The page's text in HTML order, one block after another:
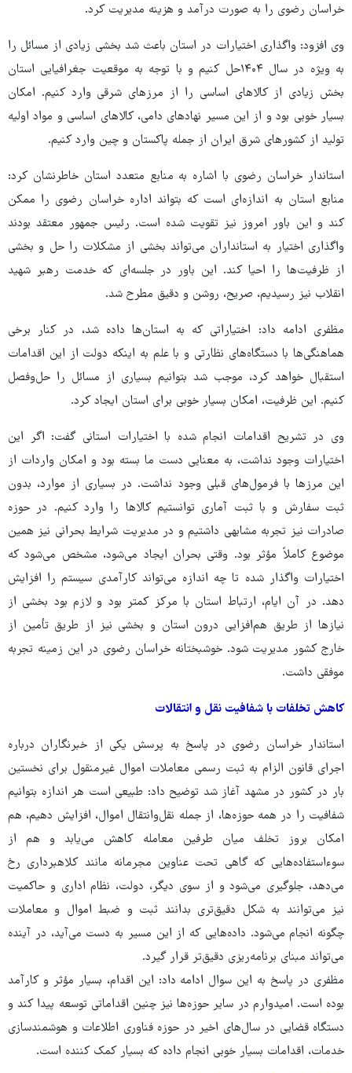
خراسان رضوی را به صورت درآمد و هزینه مدیریت کرد.
وی افزود: واگذاری اختیارات در استان باعث شد بخشی زیادی از مسائل را
به ویژه در سال ۱۴۰۴حل کنیم و با توجه به موقعیت جغرافیایی استان
بخش زیادی از کالاهای اساسی را از مرزهای شرقی وارد کنیم. امکان
بسیار خوبی بود و از این مسیر نهادهای دامی، کالاهای اساسی و مواد اولیه
تولید از کشورهای شرق ایران از جمله پاکستان و چین وارد کنیم.
استاندار خراسان رضوی با اشاره به منابع متعدد استان خاطرنشان کرد:
منابع استان به اندازه‌ای است که بتواند اداره خراسان رضوی را ممکن
کند و این باور امروز نیز تقویت شده است. رئیس جمهور معتقد بودند
واگذاری اختیار به استانداران می‌تواند بخشی از مشکلات را حل و بخشی
از ظرفیت‌ها را احیا کند. این باور در جلسه‌ای که خدمت رهبر شهید
انقلاب نیز رسیدیم، صریح، روشن و دقیق مطرح شد.
مظفری ادامه داد: اختیاراتی که به استان‌ها داده شد، در کنار برخی
هماهنگی‌ها با دستگاه‌های نظارتی و با علم به اینکه دولت از این اقدامات
استقبال خواهد کرد، موجب شد بتوانیم بسیاری از مسائل را حل‌وفصل
کنیم. این ظرفیت، امکان بسیار خوبی برای استان ایجاد کرد.
وی در تشریح اقدامات انجام شده با اختیارات استانی گفت: اگر این
اختیارات وجود نداشت، به معنایی دست ما بسته بود و امکان واردات از
این مرزها با فرمول‌های قبلی وجود نداشت. در بسیاری از موارد، بدون
ثبت سفارش و با ثبت آماری توانستیم کالاها را وارد کنیم. در حوزه
صادرات نیز تجربه مشابهی داشتیم و در مدیریت شرایط بحرانی نیز همین
موضوع کاملاً مؤثر بود. وقتی بحران ایجاد می‌شود، مشخص می‌شود که
اختیارات واگذار شده تا چه اندازه می‌تواند کارآمدی سیستم را افزایش
دهد. در آن ایام، ارتباط استان با مرکز کمتر بود و لازم بود بخشی از
نیازها از طریق هم‌افزایی درون استان و بخشی نیز از طریق تأمین از
خارج کشور مدیریت شود. خوشبختانه خراسان رضوی در این زمینه تجربه
موفقی داشت.
کاهش تخلفات با شفافیت نقل و انتقالات
استاندار خراسان رضوی در پاسخ به پرسش یکی از خبرنگاران درباره
اجرای قانون الزام به ثبت رسمی معاملات اموال غیرمنقول برای نخستین
بار در کشور در مشهد آغاز شد توضیح داد: طبیعی است هر اندازه بتوانیم
شفافیت را در همه حوزه‌ها، از جمله نقل‌وانتقال اموال، افزایش دهیم، هم
امکان بروز تخلف میان طرفین معامله کاهش می‌یابد و هم از
سوءاستفاده‌هایی که گاهی تحت عناوین مجرمانه مانند کلاهبرداری رخ
می‌دهد، جلوگیری می‌شود و از سوی دیگر، دولت، نظام اداری و حاکمیت
نیز می‌توانند به شکل دقیق‌تری بدانند ثبت و ضبط اموال و معاملات
چگونه انجام می‌شود. داده‌هایی که از این مسیر به دست می‌آید، در آینده
می‌تواند مبنای برنامه‌ریزی دقیق‌تر قرار گیرد.
مظفری در پاسخ به این سوال ادامه داد: این اقدام، بسیار مؤثر و کارآمد
بوده است. امیدوارم در سایر حوزه‌ها نیز چنین اقداماتی توسعه پیدا کند و
دستگاه قضایی در سال‌های اخیر در حوزه فناوری اطلاعات و هوشمندسازی
خدمات، اقدامات بسیار خوبی انجام داده که بسیار کمک کننده است.